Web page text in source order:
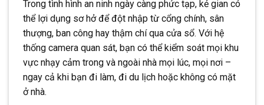
Trong tình hình an ninh ngày càng phức tạp, kẻ gian có
thể lợi dụng sơ hở để đột nhập từ cổng chính, sân
thượng, ban công hay thậm chí qua cửa sổ. Với hệ
thống camera quan sát, bạn có thể kiểm soát mọi khu
vực nhạy cảm trong và ngoài nhà mọi lúc, mọi nơi –
ngay cả khi bạn đi làm, đi du lịch hoặc không có mặt
ở nhà.